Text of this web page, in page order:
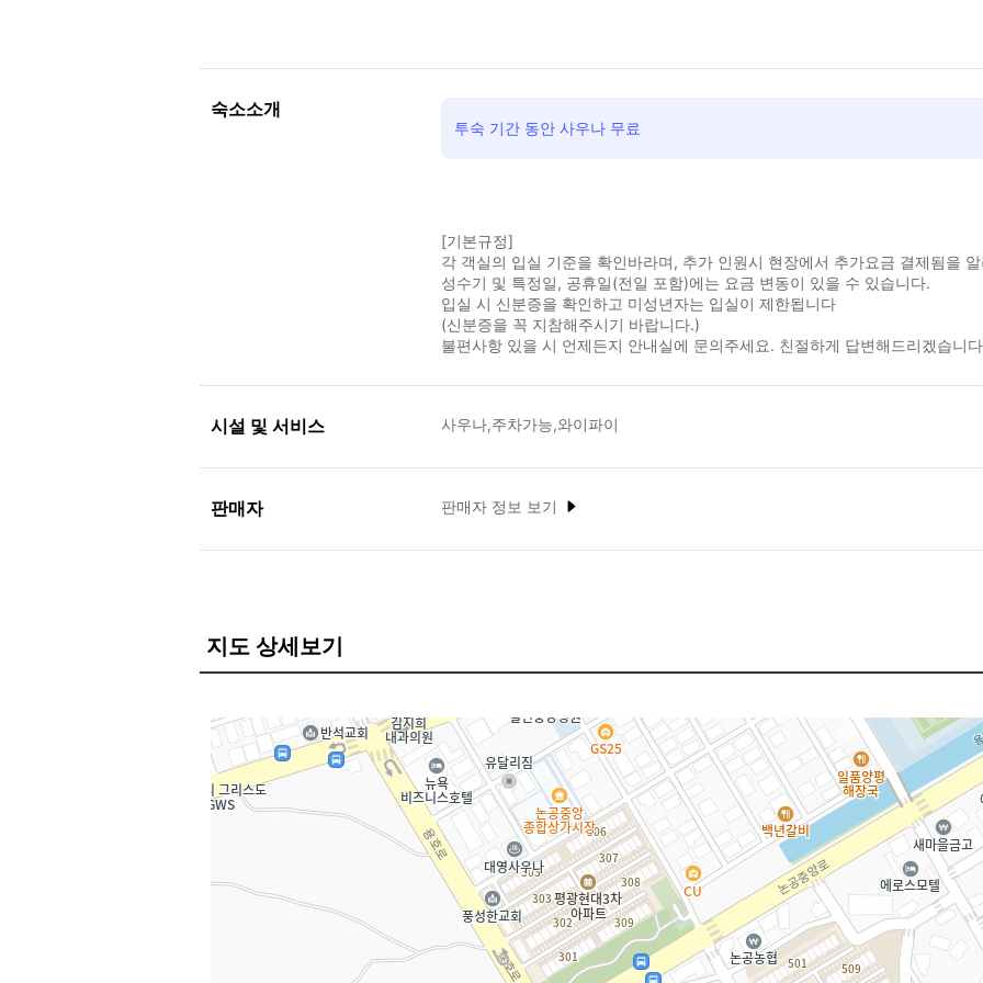
숙소소개
투숙 기간 동안 사우나 무료
[기본규정]
각 객실의 입실 기준을 확인바라며, 추가 인원시 현장에서 추가요금 결제됨을
성수기 및 특정일, 공휴일(전일 포함)에는 요금 변동이 있을 수 있습니다.
입실 시 신분증을 확인하고 미성년자는 입실이 제한됩니다
(신분증을 꼭 지참해주시기 바랍니다.)
불편사항 있을 시 언제든지 안내실에 문의주세요. 친절하게 답변해드리겠습니
시설 및 서비스 사우나,주차가능,와이파이
판매자 판매자 정보 보기
지도 상세보기